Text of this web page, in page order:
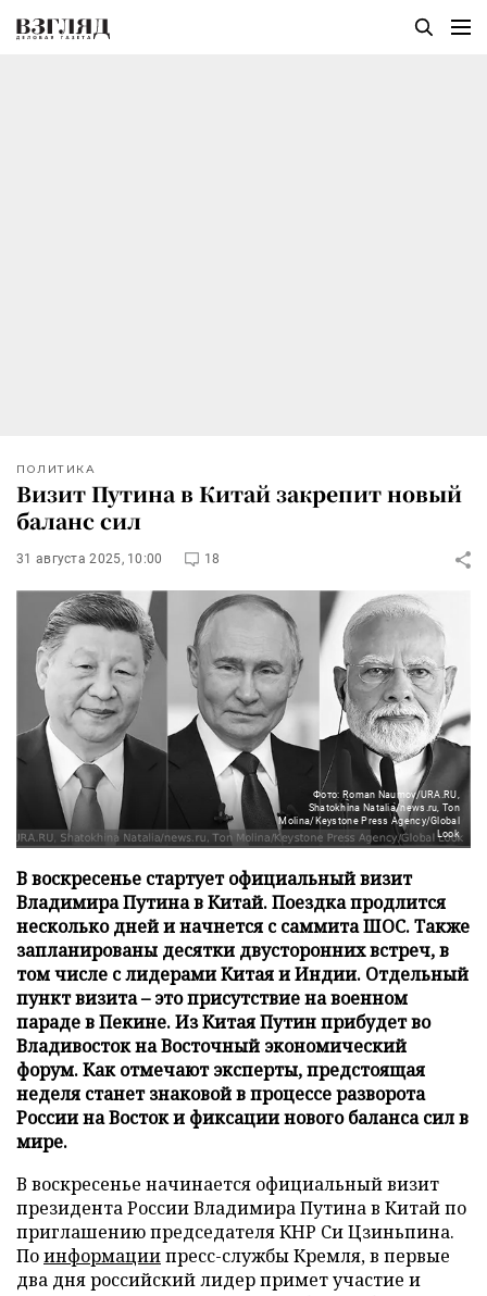
ПОЛИТИКА
Визит Путина в Китай закрепит новый
баланс сил
31 августа 2025, 10:00 18
Фото: Roman Naumov/URA.RU,
Shatokhina Natalia/news.ru, Ton
Molina/Keystone Press Agency/Global
Look
В воскресенье стартует официальный визит
Владимира Путина в Китай. Поездка продлится
несколько дней и начнется с саммита ШОС. Также
запланированы десятки двусторонних встреч, в
том числе с лидерами Китая и Индии. Отдельный
пункт визита – это присутствие на военном
параде в Пекине. Из Китая Путин прибудет во
Владивосток на Восточный экономический
форум. Как отмечают эксперты, предстоящая
неделя станет знаковой в процессе разворота
России на Восток и фиксации нового баланса сил в
мире.
В воскресенье начинается официальный визит
президента России Владимира Путина в Китай по
приглашению председателя КНР Си Цзиньпина.
Поинформациипресс-службы Кремля, в первые
два дня российский лидер примет участие и